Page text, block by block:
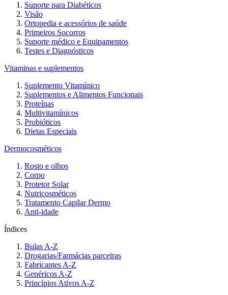
Suporte para Diabéticos
Visão
Ortopedia e acessórios de saúde
Primeiros Socorros
Suporte médico e Equipamentos
Testes e Diagnósticos
Vitaminas e suplementos
Suplemento Vitamínico
Suplementos e Alimentos Funcionais
Proteínas
Multivitamínicos
Probióticos
Dietas Especiais
Dermocosméticos
Rosto e olhos
Corpo
Protetor Solar
Nutricosméticos
Tratamento Capilar Dermo
Anti-idade
Índices
Bulas A-Z
Drogarias/Farmácias parceiras
Fabricantes A-Z
Genéricos A-Z
Princípios Ativos A-Z